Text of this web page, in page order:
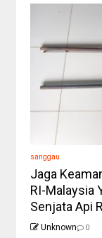
sanggau
Jaga
RI-Malaysia
Senjata Api
Unknown 0